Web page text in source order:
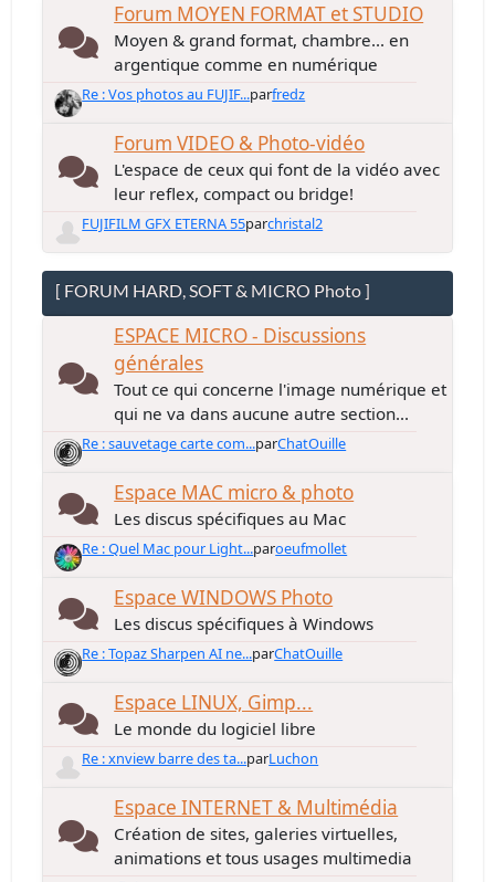
Forum MOYEN FORMAT et STUDIO
Moyen & grand format, chambre... en
argentique comme en numérique
Re : Vos photos au FUJIF...parfredz
Forum VIDEO & Photo-vidéo
L'espace de ceux qui font de la vidéo avec
leur reflex, compact ou bridge!
FUJIFILM GFX ETERNA 55parchristal2
[ FORUM HARD, SOFT & MICRO Photo ]
ESPACE MICRO - Discussions
générales
Tout ce qui concerne l'image numérique et
qui ne va dans aucune autre section...
Re : sauvetage carte com...parChatOuille
Espace MAC micro & photo
Les discus spécifiques au Mac
Re : Quel Mac pour Light...paroeufmollet
Espace WINDOWS Photo
Les discus spécifiques à Windows
Re : Topaz Sharpen AI ne...parChatOuille
Espace LINUX, Gimp...
Le monde du logiciel libre
Re : xnview barre des ta...parLuchon
Espace INTERNET & Multimédia
Création de sites, galeries virtuelles,
animations et tous usages multimedia